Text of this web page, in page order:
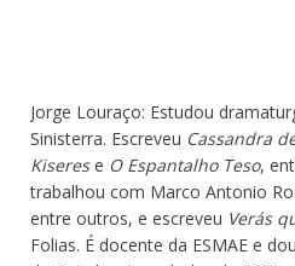
Jorge Louraço: Estudou
Sinisterra. Escreveu Cassandra
Kiserese O Espantalho Teso,
trabalhou com Marco Antonio
entre outros, e escreveu Verás
Folias. É docente da ESMAE e